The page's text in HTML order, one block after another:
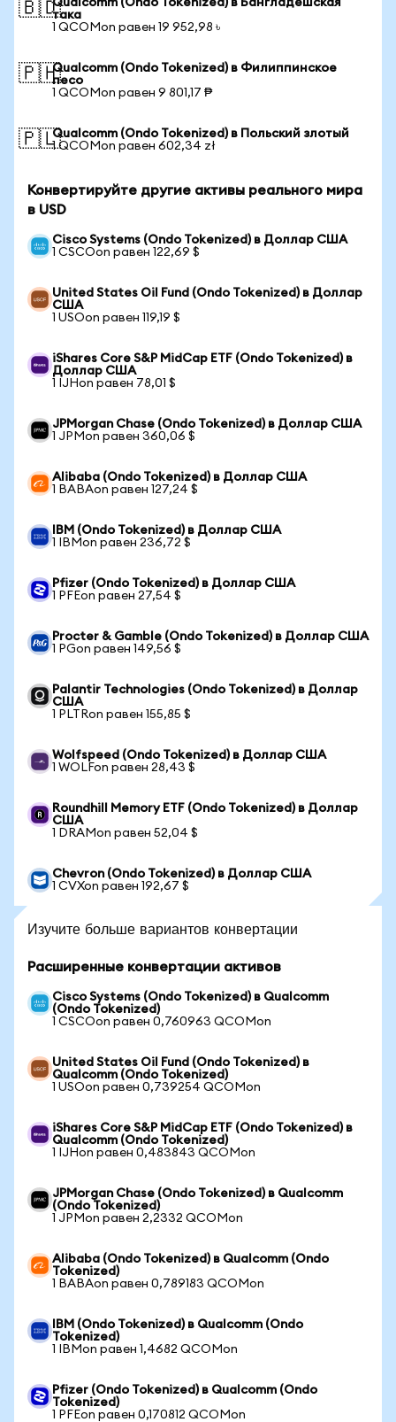
🇧🇩Qualcomm (Ondo Tokenized) в Бангладешская
така
1 QCOMon равен 19 952,98 ৳
🇵🇭Qualcomm (Ondo Tokenized) в Филиппинское
песо
1 QCOMon равен 9 801,17 ₱
🇵🇱Qualcomm (Ondo Tokenized) в Польский злотый
1 QCOMon равен 602,34 zł
Конвертируйте другие активы реального мира
в USD
Cisco Systems (Ondo Tokenized) в Доллар США
1 CSCOon равен 122,69 $
United States Oil Fund (Ondo Tokenized) в Доллар
США
1 USOon равен 119,19 $
iShares Core S&P MidCap ETF (Ondo Tokenized) в
Доллар США
1 IJHon равен 78,01 $
JPMorgan Chase (Ondo Tokenized) в Доллар США
1 JPMon равен 360,06 $
Alibaba (Ondo Tokenized) в Доллар США
1 BABAon равен 127,24 $
IBM (Ondo Tokenized) в Доллар США
1 IBMon равен 236,72 $
Pfizer (Ondo Tokenized) в Доллар США
1 PFEon равен 27,54 $
Procter & Gamble (Ondo Tokenized) в Доллар США
1 PGon равен 149,56 $
Palantir Technologies (Ondo Tokenized) в Доллар
США
1 PLTRon равен 155,85 $
Wolfspeed (Ondo Tokenized) в Доллар США
1 WOLFon равен 28,43 $
Roundhill Memory ETF (Ondo Tokenized) в Доллар
США
1 DRAMon равен 52,04 $
Chevron (Ondo Tokenized) в Доллар США
1 CVXon равен 192,67 $
Изучите больше вариантов конвертации
Расширенные конвертации активов
Cisco Systems (Ondo Tokenized) в Qualcomm
(Ondo Tokenized)
1 CSCOon равен 0,760963 QCOMon
United States Oil Fund (Ondo Tokenized) в
Qualcomm (Ondo Tokenized)
1 USOon равен 0,739254 QCOMon
iShares Core S&P MidCap ETF (Ondo Tokenized) в
Qualcomm (Ondo Tokenized)
1 IJHon равен 0,483843 QCOMon
JPMorgan Chase (Ondo Tokenized) в Qualcomm
(Ondo Tokenized)
1 JPMon равен 2,2332 QCOMon
Alibaba (Ondo Tokenized) в Qualcomm (Ondo
Tokenized)
1 BABAon равен 0,789183 QCOMon
IBM (Ondo Tokenized) в Qualcomm (Ondo
Tokenized)
1 IBMon равен 1,4682 QCOMon
Pfizer (Ondo Tokenized) в Qualcomm (Ondo
Tokenized)
1 PFEon равен 0,170812 QCOMon